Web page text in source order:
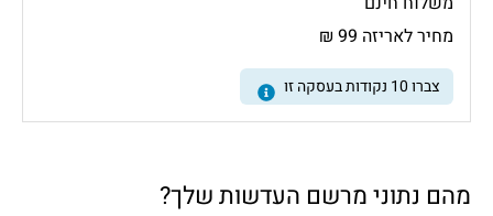
מחיר לאריזה 99 ₪
צברו10 נקודות בעסקה זו
מהם נתוני מרשם העדשות שלך?